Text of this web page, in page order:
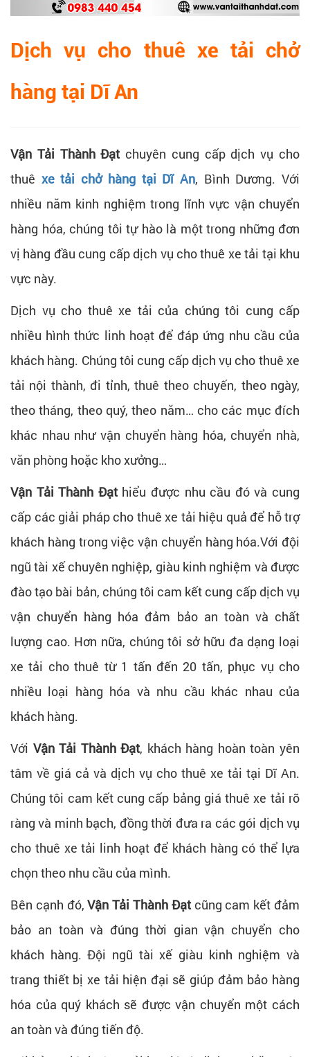
Dịch vụ cho thuê xe tải chở
hàng tại Dĩ An
Vận Tải Thành Đạt chuyên cung cấp dịch vụ cho
thuê xe tải chở hàng tại Dĩ An, Bình Dương. Với
nhiều năm kinh nghiệm trong lĩnh vực vận chuyển
hàng hóa, chúng tôi tự hào là một trong những đơn
vị hàng đầu cung cấp dịch vụ cho thuê xe tải tại khu
vực này.
Dịch vụ cho thuê xe tải của chúng tôi cung cấp
nhiều hình thức linh hoạt để đáp ứng nhu cầu của
khách hàng. Chúng tôi cung cấp dịch vụ cho thuê xe
tải nội thành, đi tỉnh, thuê theo chuyến, theo ngày,
theo tháng, theo quý, theo năm… cho các mục đích
khác nhau như vận chuyển hàng hóa, chuyển nhà,
văn phòng hoặc kho xưởng…
Vận Tải Thành Đạthiểu được nhu cầu đó và cung
cấp các giải pháp cho thuê xe tải hiệu quả để hỗ trợ
khách hàng trong việc vận chuyển hàng hóa.Với đội
ngũ tài xế chuyên nghiệp, giàu kinh nghiệm và được
đào tạo bài bản, chúng tôi cam kết cung cấp dịch vụ
vận chuyển hàng hóa đảm bảo an toàn và chất
lượng cao. Hơn nữa, chúng tôi sở hữu đa dạng loại
xe tải cho thuê từ 1 tấn đến 20 tấn, phục vụ cho
nhiều loại hàng hóa và nhu cầu khác nhau của
khách hàng.
Với Vận Tải Thành Đạt, khách hàng hoàn toàn yên
tâm về giá cả và dịch vụ cho thuê xe tải tại Dĩ An.
Chúng tôi cam kết cung cấp bảng giá thuê xe tải rõ
ràng và minh bạch, đồng thời đưa ra các gói dịch vụ
cho thuê xe tải linh hoạt để khách hàng có thể lựa
chọn theo nhu cầu của mình.
Bên cạnh đó,Vận Tải Thành Đạtcũng cam kết đảm
bảo an toàn và đúng thời gian vận chuyển cho
khách hàng. Đội ngũ tài xế giàu kinh nghiệm và
trang thiết bị xe tải hiện đại sẽ giúp đảm bảo hàng
hóa của quý khách sẽ được vận chuyển một cách
an toàn và đúng tiến độ.